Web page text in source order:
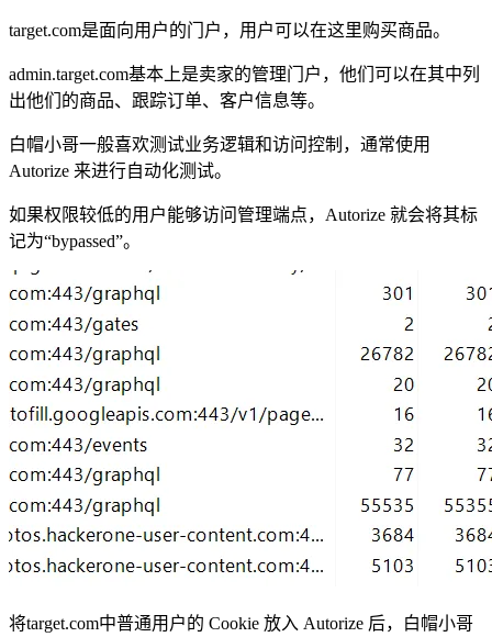
target.com是面向用户的门户，用户可以在这里购买商品。
admin.target.com基本上是卖家的管理门户，他们可以在其中列
出他们的商品、跟踪订单、客户信息等。
白帽小哥一般喜欢测试业务逻辑和访问控制，通常使用
Autorize 来进行自动化测试。
如果权限较低的用户能够访问管理端点，Autorize 就会将其标
记为“bypassed”。
将target.com中普通用户的 Cookie 放入 Autorize 后，白帽小哥